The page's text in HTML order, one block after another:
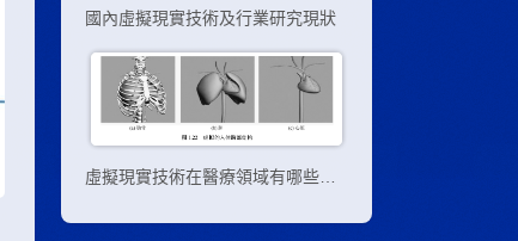
國內虛擬現實技術及行業研究現狀
虛擬現實技術在醫療領域有哪些應用